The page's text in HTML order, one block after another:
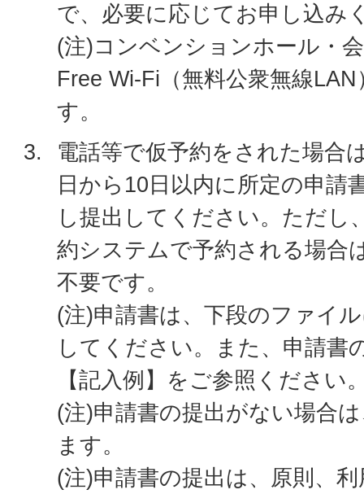
で、必要に応じてお申し込み
(注)コンベンションホール・
Free Wi-Fi（無料公衆無線
す。
電話等で仮予約をされた場合
日から10日以内に所定の申請
し提出してください。ただし
約システムで予約される場合
不要です。
(注)申請書は、下段のファイ
してください。また、申請書
【記入例】をご参照ください
(注)申請書の提出がない場合
ます。
(注)申請書の提出は、原則、